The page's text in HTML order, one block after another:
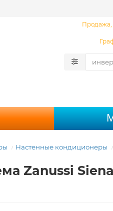
Продажа,
Настенные кондиционеры
Zanussi Siena